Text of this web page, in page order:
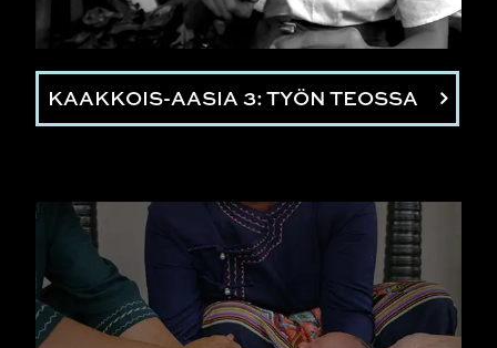
KAAKKOIS-AASIA 3: TYÖN TEOSSA